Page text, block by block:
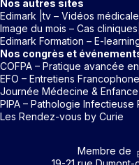
Nos autres sites
Edimark |tv – Vidéos
Image du mois – Cas cliniques
Edimark Formation – E-
Nos congrès et
COFPA – Pratique avancée
EFO – Entretiens
Journée Médecine &
PIPA – Pathologie
Les Rendez-vous by Curie
Membre de